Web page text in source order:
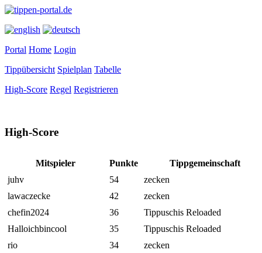
Portal Home Login
Tippübersicht Spielplan Tabelle
High-Score Regel Registrieren
High-Score
Mitspieler Punkte
Tippgemeinschaft
juhv
54
zecken
lawaczecke
42
zecken
chefin2024
36
Tippuschis Reloaded
Halloichbincool
35
Tippuschis Reloaded
rio
34
zecken